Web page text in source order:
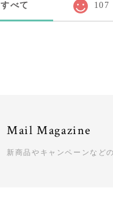
すべて 107
Mail Magazine
新商品やキャンペーンなど